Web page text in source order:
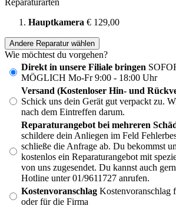
Reparaturarten
Hauptkamera € 129,00
Andere Reparatur wählen
Wie möchtest du vorgehen?
Direkt in unsere Filiale bringen
MÖGLICH Mo-Fr 9:00 - 18:00 Uhr
Versand (Kostenloser Hin- und
Schick uns dein Gerät gut verpackt zu.
nach dem Eintreffen darum.
Reparaturangebot bei mehreren
schildere dein Anliegen im Feld
schließe die Anfrage ab. Du bekommst
kostenlos ein Reparaturangebot mit
von uns zugesendet. Du kannst auch
Hotline unter 01/9611727 anrufen.
Kostenvoranschlag Kostenvoranschlag
oder für die Firma